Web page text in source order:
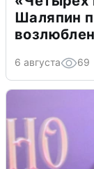
Шаляпин
6 августа 69